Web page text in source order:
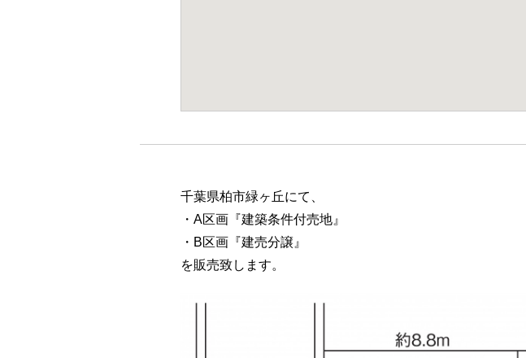
千葉県柏市緑ヶ丘にて、
・A区画『建築条件付売地』
・B区画『建売分譲』
を販売致します。